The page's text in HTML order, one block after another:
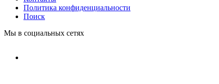
Политика конфиденциальности
Поиск
Мы в социальных сетях